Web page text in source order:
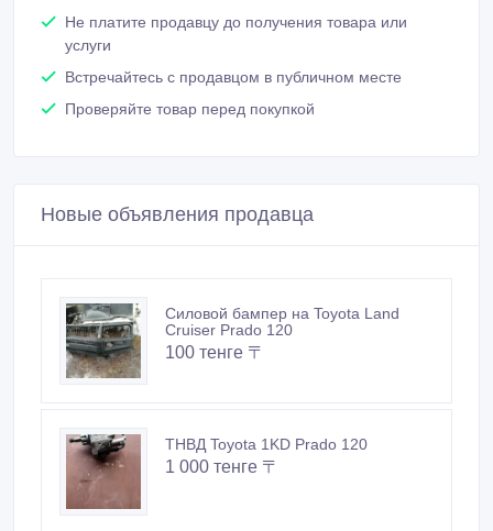
Не платите продавцу до получения товара или
услуги
Встречайтесь с продавцом в публичном месте
Проверяйте товар перед покупкой
Новые объявления продавца
Силовой бампер на Toyota Land
Cruiser Prado 120
100 тенге 〒
ТНВД Toyota 1KD Prado 120
1 000 тенге 〒